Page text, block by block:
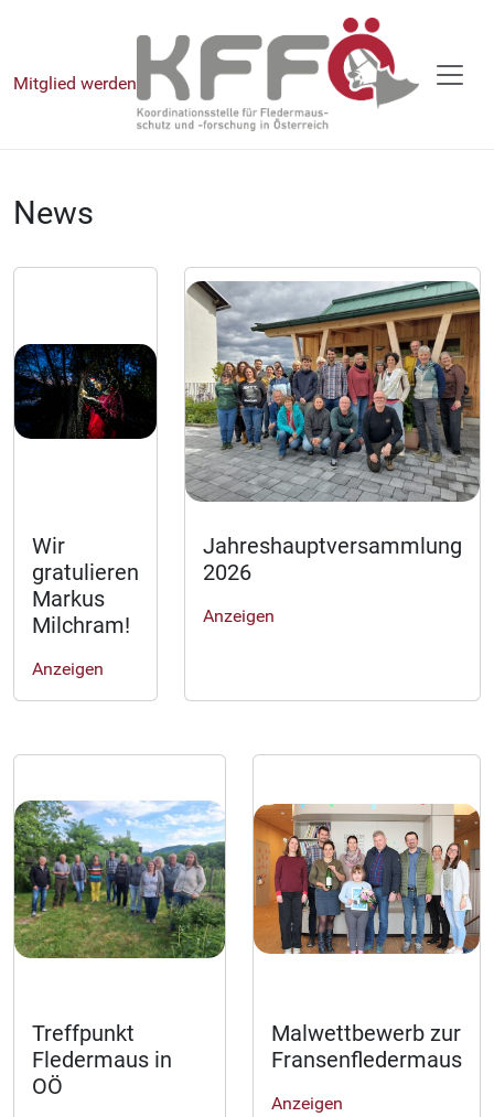
Mitglied werden
News
Wir
gratulieren
Markus
Milchram!
Anzeigen
Jahreshauptversammlung
2026
Anzeigen
Treffpunkt
Fledermaus in
OÖ
Malwettbewerb zur
Fransenfledermaus
Anzeigen